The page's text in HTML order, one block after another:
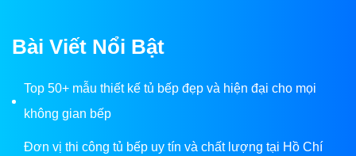
Bài Viết Nổi Bật
Top 50+ mẫu thiết kế tủ bếp đẹp và hiện đại cho mọi
không gian bếp
Đơn vị thi công tủ bếp uy tín và chất lượng tại Hồ Chí